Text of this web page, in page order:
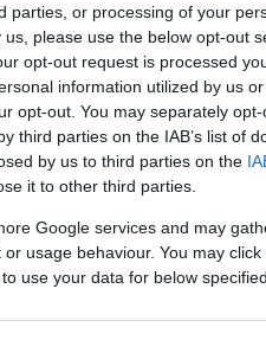
parties, or processing of your
please use the below opt-out
opt-out request is processed
information utilized by us
opt-out. You may separately
third parties on the IAB’s list of
by us to third parties on the
it to other third parties.
Google services and may
usage behaviour. You may
use your data for below
ανάρτησή της στο